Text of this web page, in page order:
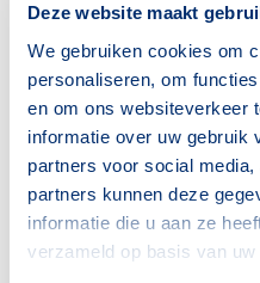
Deze website maakt
We gebruiken cookies om
personaliseren, om
en om ons websiteverkeer
informatie over uw gebruik
partners voor social
partners kunnen deze
informatie die u aan ze
verzameld op basis van
Deze wijk heeft het
Supermarkten
2